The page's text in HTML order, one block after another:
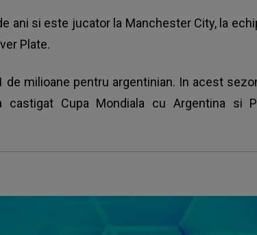
ani si este jucator la Manchester City, la
Plate.
de milioane pentru argentinian. In acest
Cupa Mondiala cu Argentina si